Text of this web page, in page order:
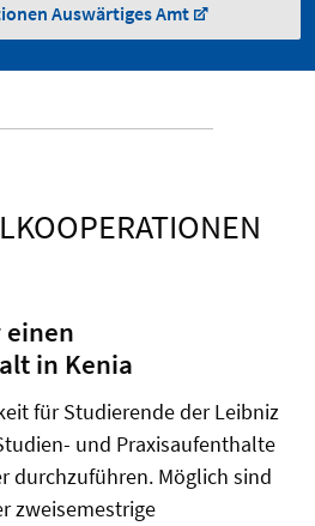
Auswärtiges Amt
in Kenia
für Studierende der Leibniz
und Praxisaufenthalte
durchzuführen. Möglich sind
zweisemestrige